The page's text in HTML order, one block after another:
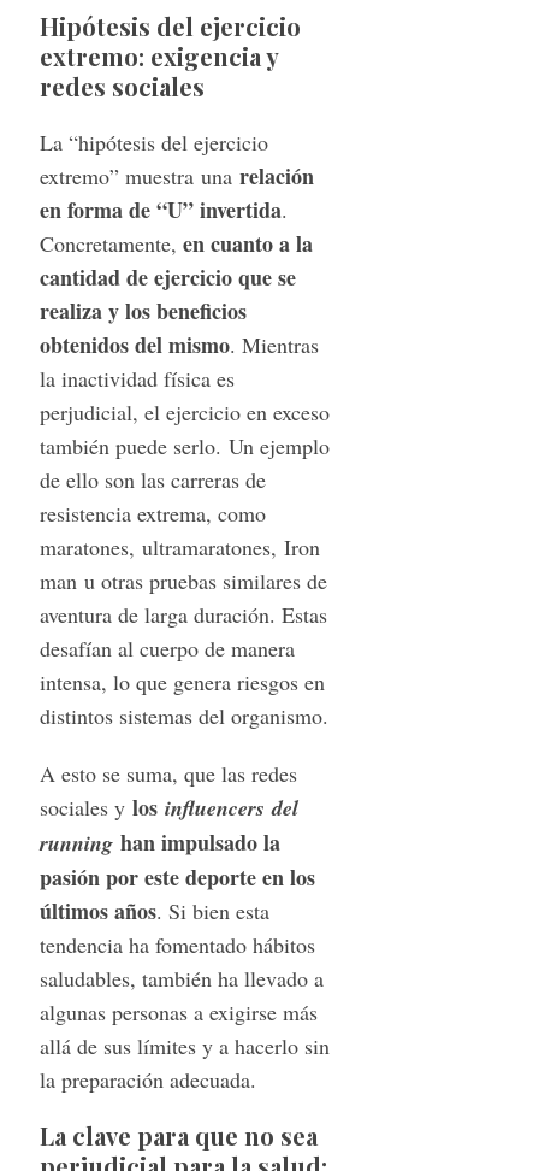
Hipótesis del ejercicio
extremo: exigencia y
redes sociales
La “hipótesis del ejercicio
extremo” muestra una relación
en forma de “U” invertida.
Concretamente, en cuanto a la
cantidad de ejercicio que se
realiza y los beneficios
obtenidos del mismo. Mientras
la inactividad física es
perjudicial, el ejercicio en exceso
también puede serlo. Un ejemplo
de ello son las carreras de
resistencia extrema, como
maratones, ultramaratones, Iron
man u otras pruebas similares de
aventura de larga duración. Estas
desafían al cuerpo de manera
intensa, lo que genera riesgos en
distintos sistemas del organismo.
A esto se suma, que las redes
sociales y los influencers del
runninghan impulsado la
pasión por este deporte en los
últimos años. Si bien esta
tendencia ha fomentado hábitos
saludables, también ha llevado a
algunas personas a exigirse más
allá de sus límites y a hacerlo sin
la preparación adecuada.
La clave para que no sea